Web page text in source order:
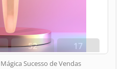
52
min
17
seg
Sucesso de Vendas